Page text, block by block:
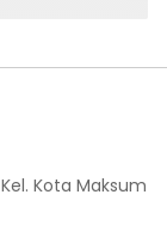
Kota Maksum